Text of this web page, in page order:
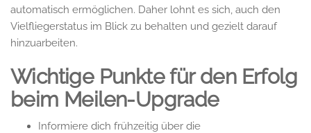
automatisch ermöglichen. Daher lohnt es sich, auch den
Vielfliegerstatus im Blick zu behalten und gezielt darauf
hinzuarbeiten.
Wichtige Punkte für den Erfolg
beim Meilen-Upgrade
Informiere dich frühzeitig über die